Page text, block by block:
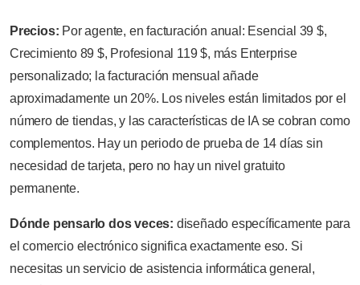
Precios: Por agente, en facturación anual: Esencial 39 $,
Crecimiento 89 $, Profesional 119 $, más Enterprise
personalizado; la facturación mensual añade
aproximadamente un 20%. Los niveles están limitados por el
número de tiendas, y las características de IA se cobran como
complementos. Hay un periodo de prueba de 14 días sin
necesidad de tarjeta, pero no hay un nivel gratuito
permanente.
Dónde pensarlo dos veces: diseñado específicamente para
el comercio electrónico significa exactamente eso. Si
necesitas un servicio de asistencia informática general,